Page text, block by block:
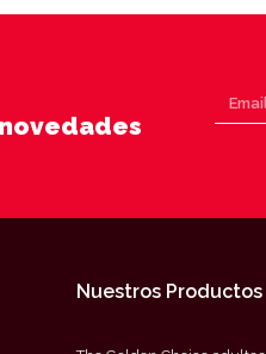
Nuestros Productos